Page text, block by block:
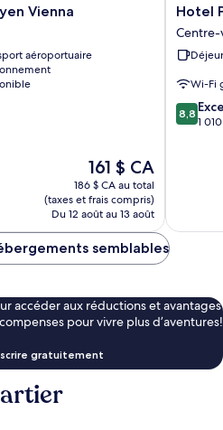
Vienna
aéroportuaire
Le
prix
est
de
161 $ CA
161 $ CA
186 $ CA au total
(taxes et frais compris)
Du 12 août au 13 août
Hotel
Post
Centre-
ville
Hotel
Centre-
Wi-Fi
8.8
sur
8,8
1
semblables
accéder aux réductions et avantages
pour vivre plus d’aventures!
gratuitement